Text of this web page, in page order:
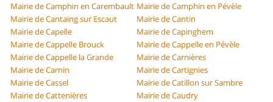
Mairie de Camphin en Carembault Mairie de Camphin en Pévèle
Mairie de Cantaing sur Escaut
Mairie de Cantin
Mairie de Capelle
Mairie de Capinghem
Mairie de Cappelle Brouck
Mairie de Cappelle en Pévèle
Mairie de Cappelle la Grande
Mairie de Carnières
Mairie de Carnin
Mairie de Cartignies
Mairie de Cassel
Mairie de Catillon sur Sambre
Mairie de Cattenières
Mairie de Caudry